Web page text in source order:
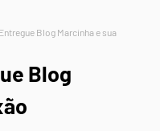
Blog Marcinha e sua
Blog